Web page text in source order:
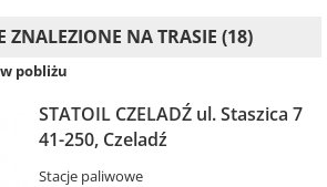
ZNALEZIONE NA TRASIE (18)
pobliżu
STATOIL CZELADŹ ul. Staszica 7
41-250, Czeladź
Stacje paliwowe